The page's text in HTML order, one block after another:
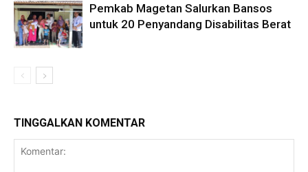
Pemkab Magetan Salurkan Bansos
untuk 20 Penyandang Disabilitas Berat
TINGGALKAN KOMENTAR